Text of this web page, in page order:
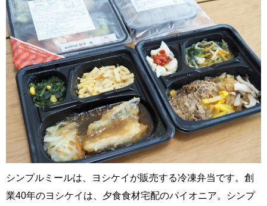
シンプルミールは、ヨシケイが販売する冷凍弁当です。創
業40年のヨシケイは、夕食食材宅配のパイオニア。シンプ